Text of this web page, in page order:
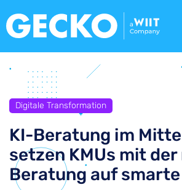
Digitale Transformation
KI-Beratung im
setzen KMUs mit
Beratung auf